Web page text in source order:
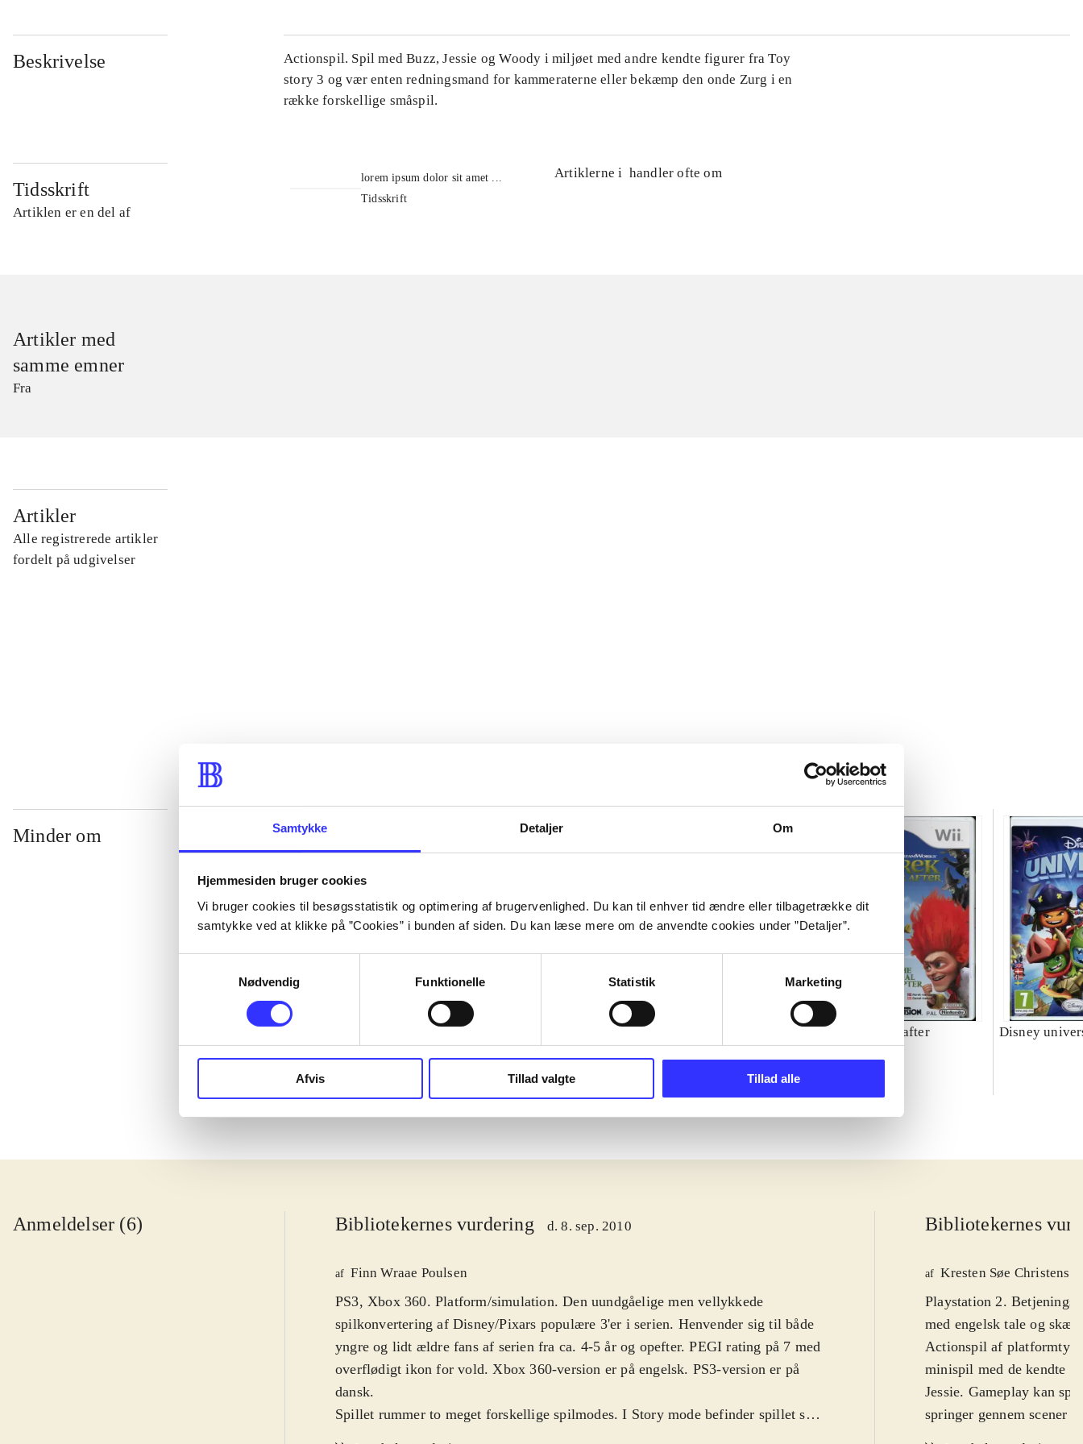
Samtykke Detaljer Om
Hjemmesiden bruger cookies
Vi bruger cookies til besøgsstatistik og optimering af brugervenlighed. Du kan til enhver tid ændre eller tilbagetrække dit
samtykke ved at klikke på ”Cookies” i bunden af siden. Du kan læse mere om de anvendte cookies under ”Detaljer”.
Nødvendig
Funktionelle Statistik Marketing
Afvis Tillad valgte Tillad alle
Beskrivelse
Actionspil. Spil med Buzz, Jessie og Woody i miljøet med andre kendte figurer fra Toy
story 3 og vær enten redningsmand for kammeraterne eller bekæmp den onde Zurg i en
række forskellige småspil.
Tidsskrift
Artiklen er en del af
lorem ipsum dolor sit amet ...
Tidsskrift
Artiklerne i handler ofte om
Artikler med
samme emner
Fra
Artikler
Alle registrerede artikler
fordelt på udgivelser
Minder om
TT Games
Shrek forever after Disney
Anmeldelser (6) Bibliotekernes vurdering d. 8. sep. 2010
af Finn Wraae Poulsen
PS3, Xbox 360. Platform/simulation. Den uundgåelige men vellykkede
spilkonvertering af Disney/Pixars populære 3'er i serien. Henvender sig til både
yngre og lidt ældre fans af serien fra ca. 4-5 år og opefter. PEGI rating på 7 med
overflødigt ikon for vold. Xbox 360-version er på engelsk. PS3-version er på
dansk.
Spillet rummer to meget forskellige spilmodes. I Story mode befinder spillet sig
Bibliotekernes
af Kresten Søe
Playstation 2.
med engelsk tale og
Actionspil af
minispil med de kendte
Jessie. Gameplay kan
springer gennem scener